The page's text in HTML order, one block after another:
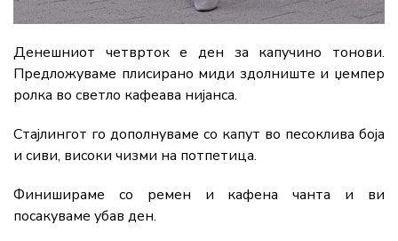
Денешниот четврток е ден за капучино тонови.
Предложуваме плисирано миди здолниште и џемпер
ролка во светло кафеава нијанса.
Стајлингот го дополнуваме со капут во песоклива боја
и сиви, високи чизми на потпетица.
Финишираме со ремен и кафена чанта и ви
посакуваме убав ден.